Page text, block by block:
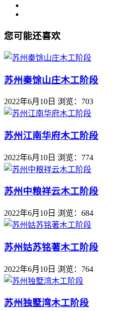
您可能还喜欢
苏州秦馀山庄木工阶段
2022年6月10日 浏览：703
苏州江南华府木工阶段
2022年6月10日 浏览：774
苏州中粮祥云木工阶段
2022年6月10日 浏览：684
苏州姑苏铭著木工阶段
2022年6月10日 浏览：764
苏州独墅湾木工阶段